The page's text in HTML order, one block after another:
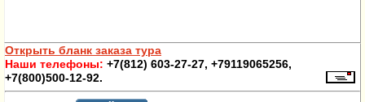
Открыть бланк заказа тура
Наши телефоны: +7(812) 603-27-27, +79119065256,
+7(800)500-12-92.